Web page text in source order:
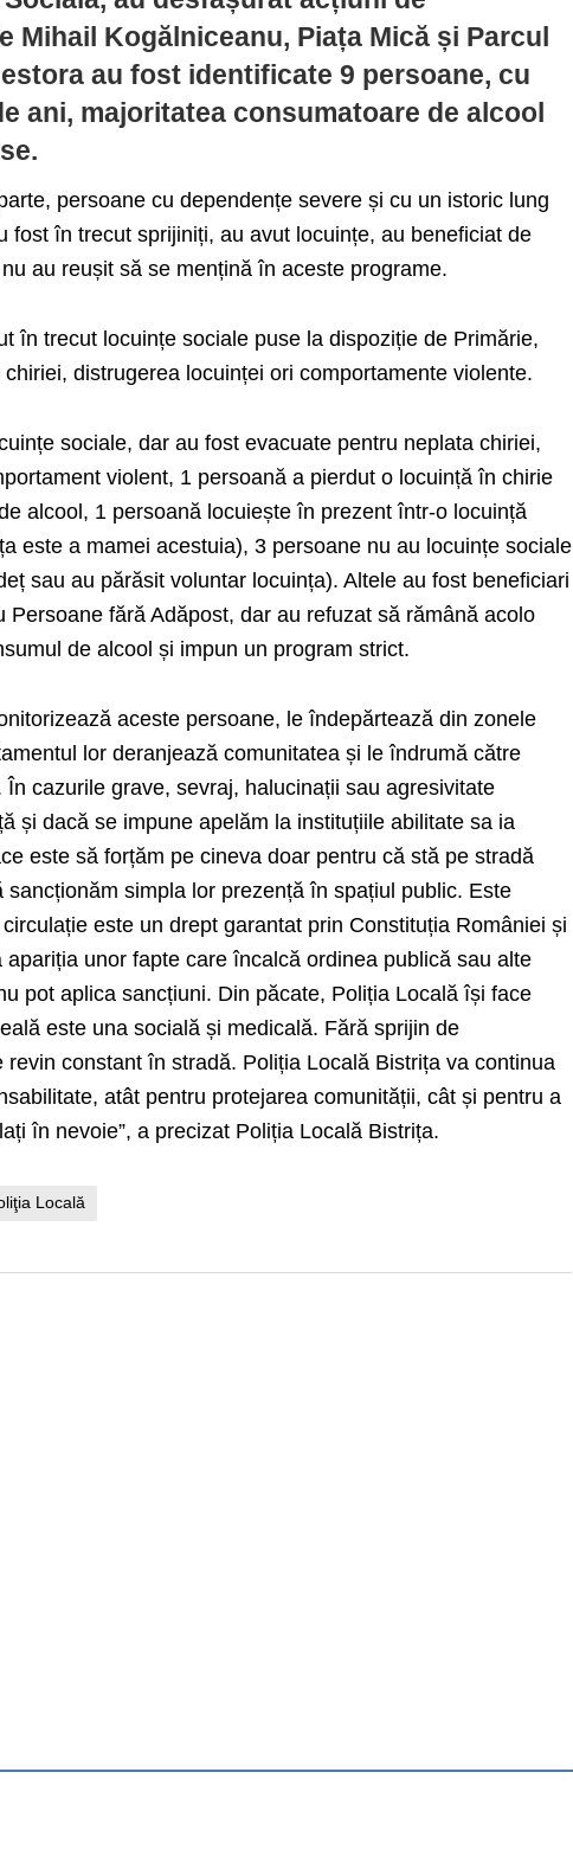
Mihail Kogălniceanu, Piața Mică și Parcul
au fost identificate 9 persoane, cu
ani, majoritatea consumatoare de alcool
persoane cu dependențe severe și cu un istoric lung
fost în trecut sprijiniți, au avut locuințe, au beneficiat de
au reușit să se mențină în aceste programe.
în trecut locuințe sociale puse la dispoziție de Primărie,
distrugerea locuinței ori comportamente violente.
sociale, dar au fost evacuate pentru neplata chiriei,
violent, 1 persoană a pierdut o locuință în chirie
alcool, 1 persoană locuiește în prezent într-o locuință
este a mamei acestuia), 3 persoane nu au locuințe sociale
sau au părăsit voluntar locuința). Altele au fost beneficiari
Persoane fără Adăpost, dar au refuzat să rămână acolo
de alcool și impun un program strict.
aceste persoane, le îndepărtează din zonele
lor deranjează comunitatea și le îndrumă către
cazurile grave, sevraj, halucinații sau agresivitate
și dacă se impune apelăm la instituțiile abilitate sa ia
este să forțăm pe cineva doar pentru că stă pe stradă
simpla lor prezență în spațiul public. Este
este un drept garantat prin Constituția României și
unor fapte care încalcă ordinea publică sau alte
pot aplica sancțiuni. Din păcate, Poliția Locală își face
este una socială și medicală. Fără sprijin de
constant în stradă. Poliția Locală Bistrița va continua
atât pentru protejarea comunității, cât și pentru a
în nevoie”, a precizat Poliția Locală Bistrița.
Locală